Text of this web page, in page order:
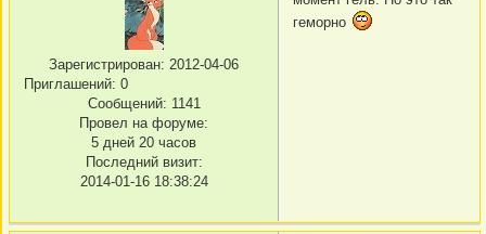
Зарегистрирован: 2012-04-06
Приглашений: 0
Сообщений: 1141
Провел на форуме:
5 дней 20 часов
Последний визит:
2014-01-16 18:38:24
геморно